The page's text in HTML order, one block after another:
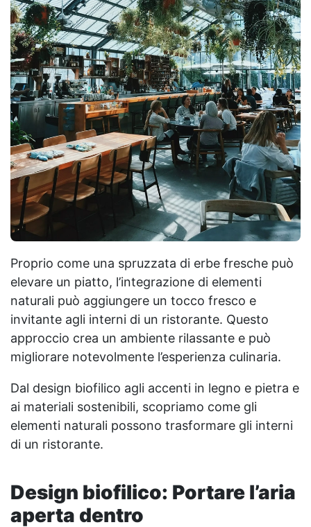
Proprio come una spruzzata di erbe fresche può
elevare un piatto, l’integrazione di elementi
naturali può aggiungere un tocco fresco e
invitante agli interni di un ristorante. Questo
approccio crea un ambiente rilassante e può
migliorare notevolmente l’esperienza culinaria.
Dal design biofilico agli accenti in legno e pietra e
ai materiali sostenibili, scopriamo come gli
elementi naturali possono trasformare gli interni
di un ristorante.
Design biofilico: Portare l’aria
aperta dentro